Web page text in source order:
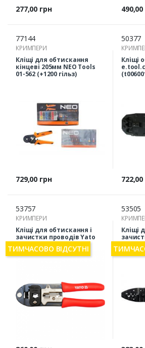
Ціна
277,00 грн Ціна
77144
КРИМПЕРИ
Кліщі для обтискання
кінцеві 205мм NEO Tools
01-562 (+1200 гільз)
Ціна
729,00 грн
50377
Кліщі
Ціна
53757
КРИМПЕРИ
Кліщі для обтискання і
зачистки проводів Yato
YT-2242
ТИМЧАСОВО ВІДСУТНІ
53505
Кліщі
YT-2254